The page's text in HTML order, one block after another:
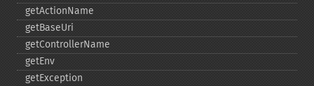
getActionName
getBaseUri
getControllerName
getEnv
getException